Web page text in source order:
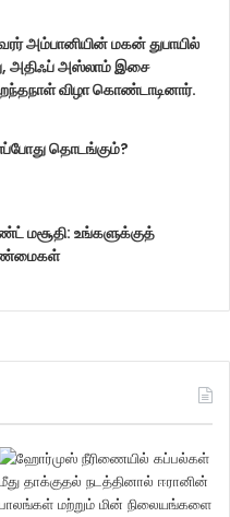
அம்பானியின் மகன் துபாயில்
அதிஃப் அஸ்லாம் இசை
விழா கொண்டாடினார்.
தொடங்கும்?
மசூதி: உங்களுக்குத்